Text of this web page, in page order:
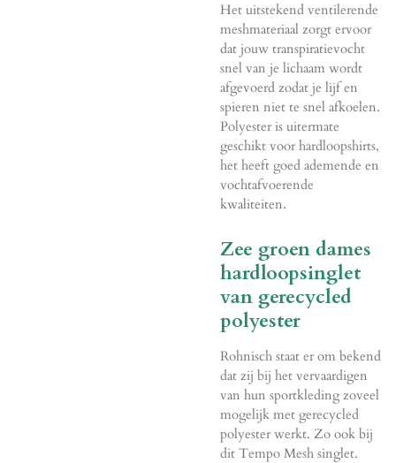
Het uitstekend ventilerende
meshmateriaal zorgt ervoor
dat jouw transpiratievocht
snel van je lichaam wordt
afgevoerd zodat je lijf en
spieren niet te snel afkoelen.
Polyester is uitermate
geschikt voor hardloopshirts,
het heeft goed ademende en
vochtafvoerende
kwaliteiten.
Zee groen dames
hardloopsinglet
van gerecycled
polyester
Rohnisch staat er om bekend
dat zij bij het vervaardigen
van hun sportkleding zoveel
mogelijk met gerecycled
polyester werkt. Zo ook bij
dit Tempo Mesh singlet.